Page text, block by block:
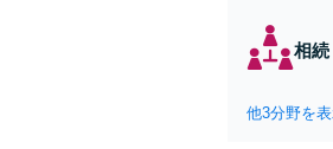
相
他3分野を